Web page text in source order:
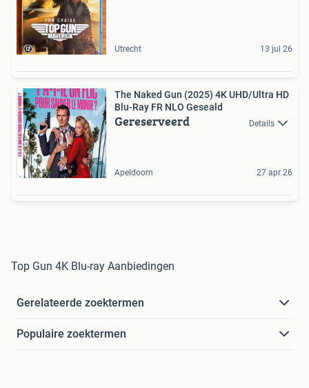
Utrecht 13 jul 26
The Naked Gun (2025) 4K UHD/Ultra HD
Blu-Ray FR NLO Geseald
Gereserveerd Details
Apeldoorn 27 apr 26
Top Gun 4K Blu-ray Aanbiedingen
Gerelateerde zoektermen
Populaire zoektermen